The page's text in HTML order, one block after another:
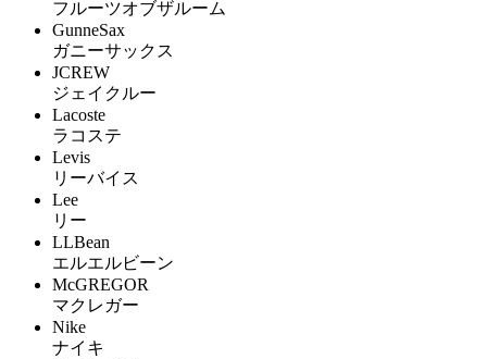
フルーツオブザルーム
GunneSax
ガニーサックス
JCREW
ジェイクルー
Lacoste
ラコステ
Levis
リーバイス
Lee
リー
LLBean
エルエルビーン
McGREGOR
マクレガー
Nike
ナイキ